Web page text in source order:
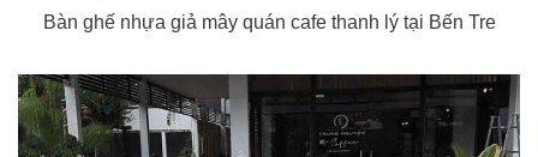
Bàn ghế nhựa giả mây quán cafe thanh lý tại Bến Tre